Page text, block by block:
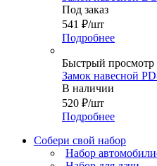
Под заказ
541 ₽/шт
Подробнее
Быстрый просмотр
Замок навесной
В наличии
520 ₽/шт
Подробнее
Собери свой набор
Набор